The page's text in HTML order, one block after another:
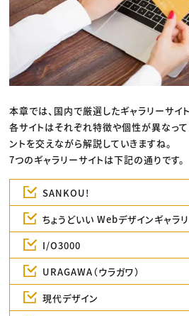
本章では、国内で厳選したギャラリーサイ
各サイトはそれぞれ特徴や個性が異なっ
ントを交えながら解説していきますね。
7つのギャラリーサイトは下記の通りです。
SANKOU!
ちょうどいい Webデザインギャラ
I/O3000
URAGAWA（ウラガワ）
現代デザイン